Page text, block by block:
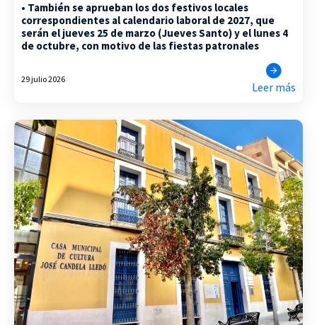
• También se aprueban los dos festivos locales
correspondientes al calendario laboral de 2027, que
serán el jueves 25 de marzo (Jueves Santo) y el lunes 4
de octubre, con motivo de las fiestas patronales
29 julio 2026
Leer más